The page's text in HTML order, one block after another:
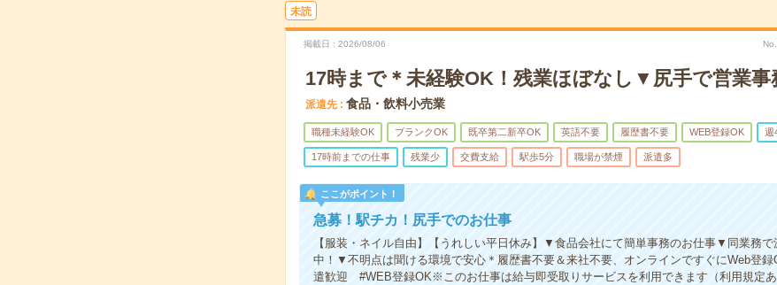
未読
掲載日 2026/08/06
17時まで＊未経験OK！残業ほぼなし▼尻手で営業事
派遣先 食品・飲料小売業
職種未経験OK ブランクOK 既卒第二新卒OK 英語不要 履歴書不要 WEB登録OK 週
17時前までの仕事 残業少 交費支給 駅歩5分 職場が禁煙 派遣多
ここがポイント！
急募！駅チカ！尻手でのお仕事
【服装・ネイル自由】【うれしい平日休み】▼食品会社にて簡単事務のお仕事▼同業務で
中！▼不明点は聞ける環境で安心＊履歴書不要＆来社不要、オンラインですぐにWeb登
遣歓迎 #WEB登録OK※このお仕事は給与即受取りサービスを利用できます（利用規定あ